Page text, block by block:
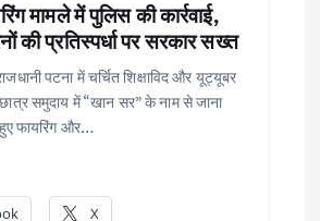
मामले में पुलिस की कार्रवाई,
की प्रतिस्पर्धा पर सरकार सख्त
पटना में चर्चित शिक्षाविद और यूट्यूबर
समुदाय में “खान सर” के नाम से जाना
हुए फायरिंग और…
X